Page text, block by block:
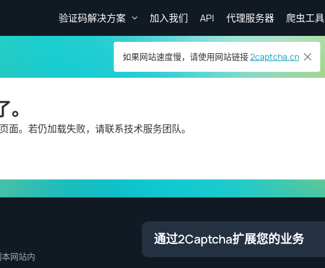
验证码解决方案 加入我们 API 代理服务器 爬虫工具
如果网站速度慢，请使用网站链接2captcha.cn
面。若仍加载失败，请联系技术服务团队。
通过2Captcha扩展您的业务
网站内